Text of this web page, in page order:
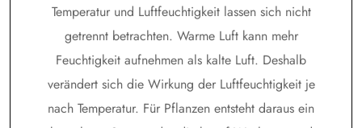
Temperatur und Luftfeuchtigkeit lassen sich nicht
getrennt betrachten. Warme Luft kann mehr
Feuchtigkeit aufnehmen als kalte Luft. Deshalb
verändert sich die Wirkung der Luftfeuchtigkeit je
nach Temperatur. Für Pflanzen entsteht daraus ein